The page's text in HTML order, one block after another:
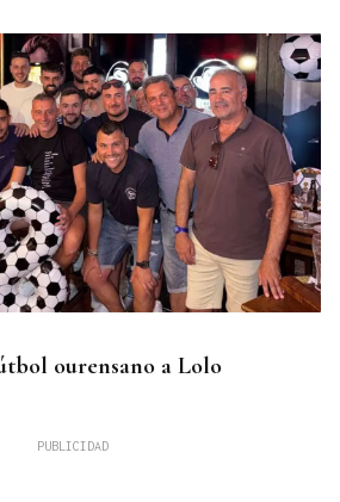
ourensano a Lolo